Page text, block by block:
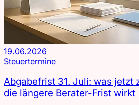
19.06.2026
Steuertermine
Abgabefrist 31. Juli: was jetzt
die längere Berater-Frist wirkt